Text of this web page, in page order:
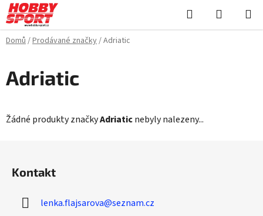
Přejít
na
obsah
Hledat
KOŠÍK
Domů/Prodávané značky/Adriatic
Adriatic
Žádné produkty značkyAdriaticnebyly nalezeny...
Kontakt
lenka.flajsarova@seznam.cz